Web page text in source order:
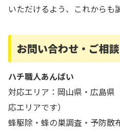
いただけるよう、これからも
お問い合わせ・ご相
ハチ職人あんばい
対応エリア：岡山県・広島県
応エリアです）
蜂駆除・蜂の巣調査・予防散